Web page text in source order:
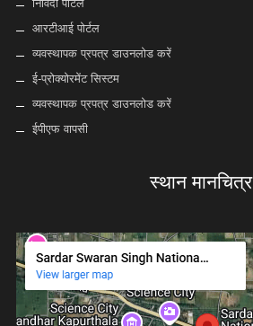
निविदा पोर्टल
आरटीआई पोर्टल
व्यवस्थापक प्रपत्र डाउनलोड करें
ई-प्रोक्योरमेंट सिस्टम
व्यवस्थापक प्रपत्र डाउनलोड करें
ईपीएफ वापसी
स्थान मानचित्र